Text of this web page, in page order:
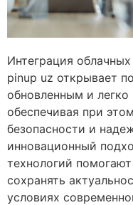
Интеграция
pinup uz открывает
обновленным и
обеспечивая при
безопасности и
инновационный
технологий
сохранять
условиях